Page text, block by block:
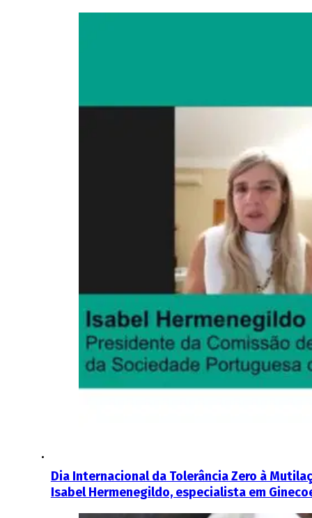
Dia Internacional da Tolerância Zero à
Isabel Hermenegildo, especialista em